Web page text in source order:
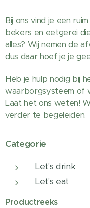
Bij ons vind je een
bekers en eetgerei
alles? Wij nemen de
dus daar hoef je je
Heb je hulp nodig bij
waarborgsysteem of
Laat het ons weten!
verder te begeleiden.
Categorie
Let's drink
Let's eat
Productreeks